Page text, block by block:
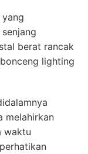
berat rancak
lighting
melahirkan
waktu